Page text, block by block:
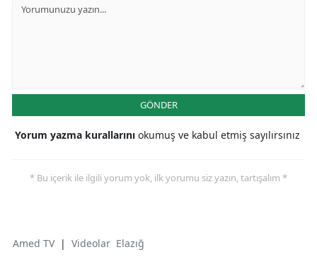
GÖNDER
Yorum yazma kurallarını okumuş ve kabul etmiş sayılırsınız
* Bu içerik ile ilgili yorum yok, ilk yorumu siz yazın, tartışalım *
Amed TV | Videolar Elazığ